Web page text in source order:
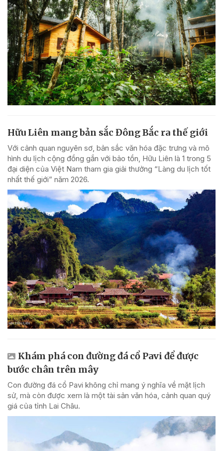
Hữu Liên mang bản sắc Đông Bắc ra thế giới
Với cảnh quan nguyên sơ, bản sắc văn hóa đặc trưng và mô
hình du lịch cộng đồng gắn với bảo tồn, Hữu Liên là 1 trong 5
đại diện của Việt Nam tham gia giải thưởng “Làng du lịch tốt
nhất thế giới” năm 2026.
Khám phá con đường đá cổ Pavi để được
bước chân trên mây
Con đường đá cổ Pavi không chỉ mang ý nghĩa về mặt lịch
sử, mà còn được xem là một tài sản văn hóa, cảnh quan quý
giá của tỉnh Lai Châu.